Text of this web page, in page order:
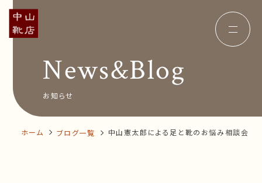
Concept コンセプト
Insole オーダー中敷き
News&Blog
Company 会社概要
News&Blog
お知らせ
ホーム ブログ一覧 中山憲太郎による足と靴のお悩み相談会